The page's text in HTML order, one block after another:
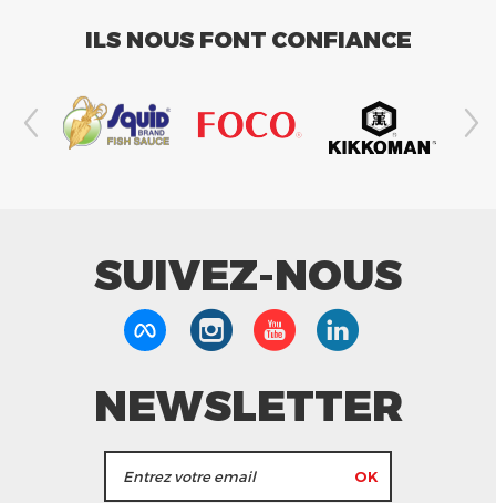
ILS NOUS FONT CONFIANCE
SUIVEZ-NOUS
NEWSLETTER